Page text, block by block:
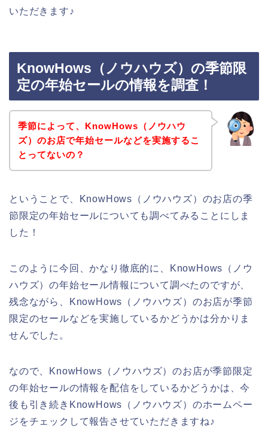
いただきます♪
KnowHows（ノウハウズ）の季節限
定の年始セールの情報を調査！
季節によって、KnowHows（ノウハウ
ズ）のお店で年始セールなどを実施するこ
とってないの？
ということで、KnowHows（ノウハウズ）のお店の季
節限定の年始セールについても調べてみることにしま
した！
このように今回、かなり徹底的に、KnowHows（ノウ
ハウズ）の年始セール情報について調べたのですが、
残念ながら、KnowHows（ノウハウズ）のお店が季節
限定のセールなどを実施しているかどうかは分かりま
せんでした。
なので、KnowHows（ノウハウズ）のお店が季節限定
の年始セールの情報を配信をしているかどうかは、今
後も引き続きKnowHows（ノウハウズ）のホームペー
ジをチェックして報告させていただきますね♪